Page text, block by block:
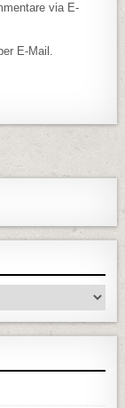
via E-
E-Mail.